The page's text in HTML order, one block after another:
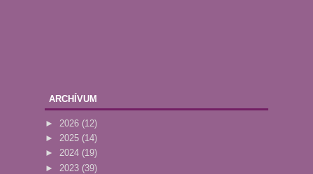
ARCHÍVUM
► 2026 (12)
► 2025 (14)
► 2024 (19)
► 2023 (39)